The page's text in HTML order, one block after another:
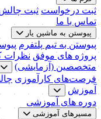
ثبت درخواست ثبت
تماس با ما
پیوستن به ماشین یار
پیوستن به تیم پلتفرم
پروژه های موفق نظرات
متخصصین (آزمایشی)
فرصت‌های کارآموزی
آموزش
دوره های آموزشی
مسیرهای آموزشی